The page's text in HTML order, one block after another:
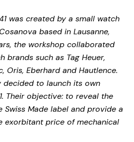
was created by a small watch
based in Lausanne,
the workshop collaborated
brands such as Tag Heuer,
Oris, Eberhard and Hautlence.
decided to launch its own
Their objective: to reveal the
Made label and provide a
exorbitant price of mechanical